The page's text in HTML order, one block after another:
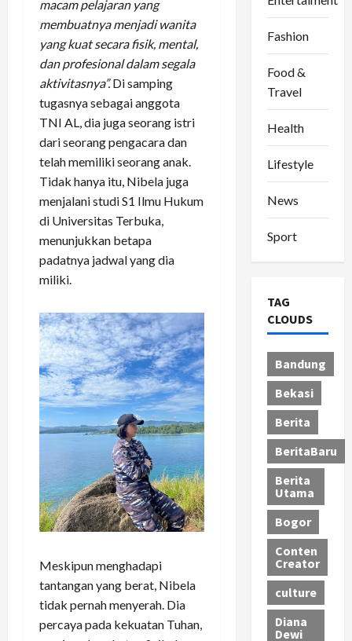
macam pelajaran yang
membuatnya menjadi wanita
yang kuat secara fisik, mental,
dan profesional dalam segala
aktivitasnya”.Di samping
tugasnya sebagai anggota
TNI AL, dia juga seorang istri
dari seorang pengacara dan
telah memiliki seorang anak.
Tidak hanya itu, Nibela juga
menjalani studi S1 Ilmu Hukum
di Universitas Terbuka,
menunjukkan betapa
padatnya jadwal yang dia
miliki.
Meskipun menghadapi
tantangan yang berat, Nibela
tidak pernah menyerah. Dia
percaya pada kekuatan Tuhan,
Fashion
Food &
Travel
Health
Lifestyle
News
Sport
TAG
CLOUDS
Bandung
Bekasi
Berita
BeritaBaru
Berita
Utama
Bogor
Conten
Creator
culture
Diana
Dewi